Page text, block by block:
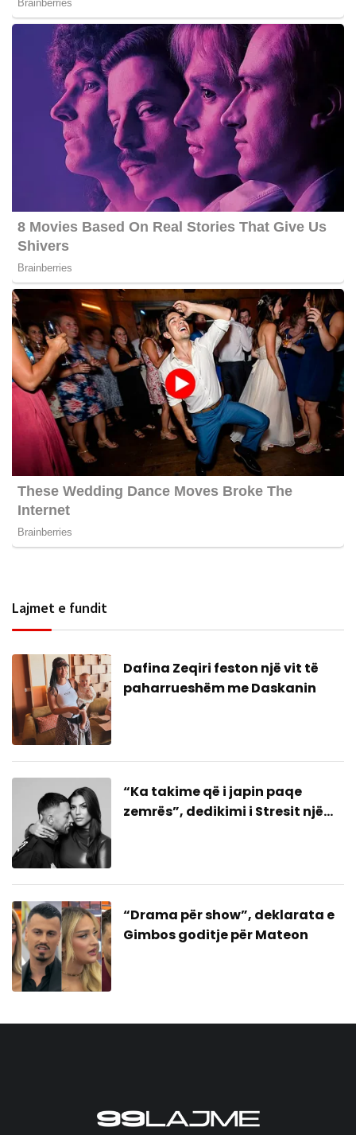
Lajmet e fundit
Dafina Zeqiri feston një vit të
paharrueshëm me Daskanin
“Ka takime që i japin paqe
zemrës”, dedikimi i Stresit një
“Drama për show”, deklarata e
Gimbos goditje për Mateon